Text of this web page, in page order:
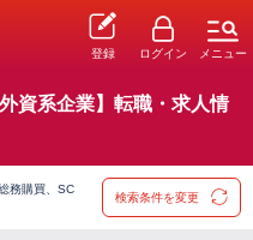
登録 ログイン メニュー
資系企業】転職・求人情
務購買、SC
検索条件を変更